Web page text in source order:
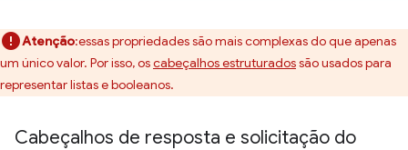
Atenção:essas propriedades são mais complexas do que apenas
um único valor. Por isso, oscabeçalhos estruturadossão usados para
representar listas e booleanos.
Cabeçalhos de resposta e solicitação do